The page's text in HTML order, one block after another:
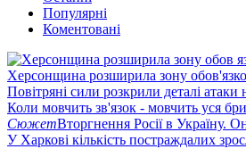
Популярні
Коментовані
Херсонщина розширила зону
Повітряні сили розкрили деталі
Коли мовчить зв'язок - мовчить уся
СюжетВторгнення Росії в Україну.
У Харкові кількість постраждалих